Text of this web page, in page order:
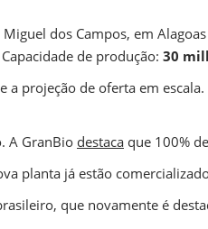
dos Campos, em
de produção: 30
projeção de oferta em
A GranBio destaca que 100%
planta já estão
que novamente é